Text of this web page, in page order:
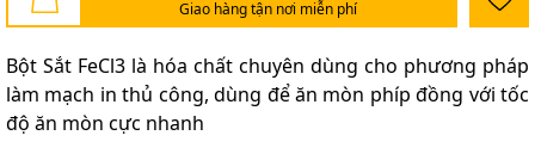
Giao hàng tận nơi miễn phí
Bột Sắt FeCl3 là hóa chất chuyên dùng cho phương pháp
làm mạch in thủ công, dùng để ăn mòn phíp đồng với tốc
độ ăn mòn cực nhanh